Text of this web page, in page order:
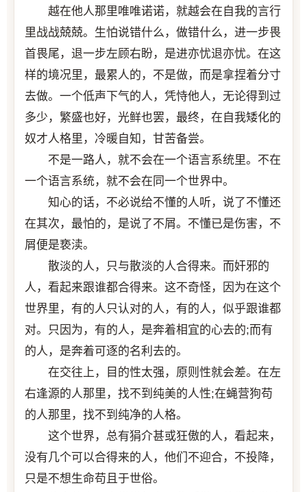
越在他人那里唯唯诺诺，就越会在自我的言行
里战战兢兢。生怕说错什么，做错什么，进一步畏
首畏尾，退一步左顾右盼，是进亦忧退亦忧。在这
样的境况里，最累人的，不是做，而是拿捏着分寸
去做。一个低声下气的人，凭恃他人，无论得到过
多少，繁盛也好，光鲜也罢，最终，在自我矮化的
奴才人格里，冷暖自知，甘苦备尝。
不是一路人，就不会在一个语言系统里。不在
一个语言系统，就不会在同一个世界中。
知心的话，不必说给不懂的人听，说了不懂还
在其次，最怕的，是说了不屑。不懂已是伤害，不
屑便是亵渎。
散淡的人，只与散淡的人合得来。而奸邪的
人，看起来跟谁都合得来。这不奇怪，因为在这个
世界里，有的人只认对的人，有的人，似乎跟谁都
对。只因为，有的人，是奔着相宜的心去的;而有
的人，是奔着可逐的名利去的。
在交往上，目的性太强，原则性就会差。在左
右逢源的人那里，找不到纯美的人性;在蝇营狗苟
的人那里，找不到纯净的人格。
这个世界，总有狷介甚或狂傲的人，看起来，
没有几个可以合得来的人，他们不迎合，不投降，
只是不想生命苟且于世俗。